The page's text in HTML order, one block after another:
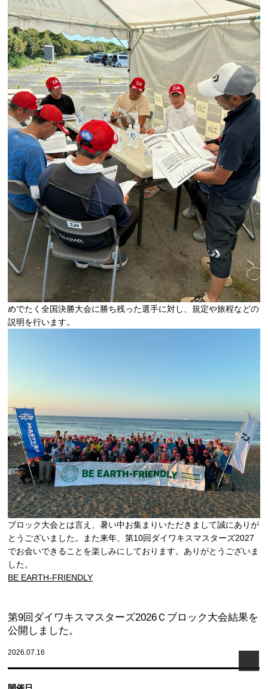
めでたく全国決勝大会に勝ち残った選手に対し、規定や旅程などの
説明を行います。
ブロック大会とは言え、暑い中お集まりいただきまして誠にありが
とうございました。また来年、第10回ダイワキスマスターズ2027
でお会いできることを楽しみにしております。ありがとうございま
した。
BE EARTH-FRIENDLY
第9回ダイワキスマスターズ2026Ｃブロック大会結果を
公開しました。
2026.07.16